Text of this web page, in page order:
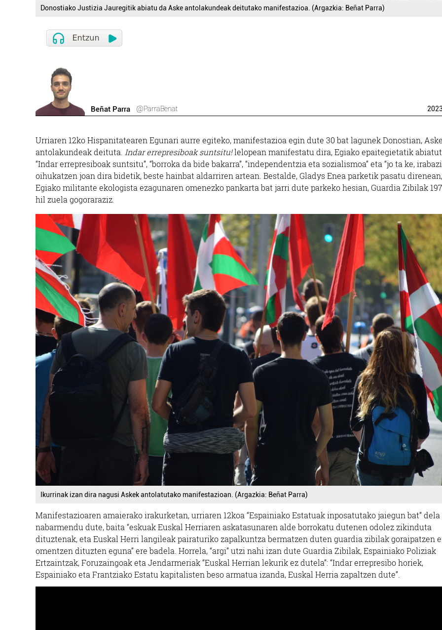
Donostiako Justizia Jauregitik abiatu da Aske antolakundeak deitutako manifestazioa. (Argazkia: Beñat Parra)
Beñat Parra @ParraBenat
Urriaren 12ko Hispanitatearen Egunari aurre egiteko, manifestazioa egin dute 30 bat lagunek Donostian,
antolakundeak deituta. Indar errepresiboak suntsitu!lelopean manifestatu dira, Egiako epaitegietatik
“Indar errepresiboak suntsitu”, “borroka da bide bakarra”, “independentzia eta sozialismoa” eta “jo ta ke,
oihukatzen joan dira bidetik, beste hainbat aldarriren artean. Bestalde, Gladys Enea parketik pasatu direnean,
Egiako militante ekologista ezagunaren omenezko pankarta bat jarri dute parkeko hesian, Guardia Zibilak
hil zuela gogoraraziz.
Ikurrinak izan dira nagusi Askek antolatutako manifestazioan. (Argazkia: Beñat Parra)
Manifestazioaren amaierako irakurketan, urriaren 12koa “Espainiako Estatuak inposatutako jaiegun bat” dela
nabarmendu dute, baita “eskuak Euskal Herriaren askatasunaren alde borrokatu dutenen odolez zikinduta
dituztenak, eta Euskal Herri langileak pairaturiko zapalkuntza bermatzen duten guardia zibilak goraipatzen
omentzen dituzten eguna” ere badela. Horrela, “argi” utzi nahi izan dute Guardia Zibilak, Espainiako Poliziak
Ertzaintzak, Foruzaingoak eta Jendarmeriak “Euskal Herrian lekurik ez dutela”: “Indar errepresibo horiek,
Espainiako eta Frantziako Estatu kapitalisten beso armatua izanda, Euskal Herria zapaltzen dute”.